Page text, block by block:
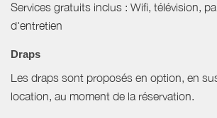
Services gratuits inclus : Wifi, télévision,
d'entretien
Draps
Les draps sont proposés en option, en
location, au moment de la réservation.